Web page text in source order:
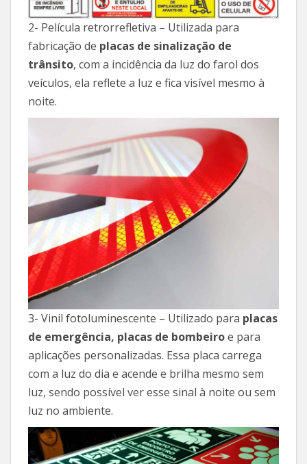
2- Película retrorrefletiva – Utilizada para
fabricação de placas de sinalização de
trânsito, com a incidência da luz do farol dos
veículos, ela reflete a luz e fica visível mesmo à
noite.
3- Vinil fotoluminescente – Utilizado para placas
de emergência, placas de bombeiroe para
aplicações personalizadas. Essa placa carrega
com a luz do dia e acende e brilha mesmo sem
luz, sendo possível ver esse sinal à noite ou sem
luz no ambiente.